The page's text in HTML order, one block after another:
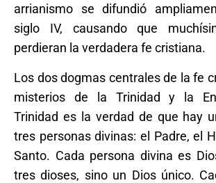
arrianismo se difundió
siglo IV, causando que
perdieran la verdadera fe cristiana.
Los dos dogmas centrales de la fe
misterios de la Trinidad y la
Trinidad es la verdad de que hay
tres personas divinas: el Padre, el
Santo. Cada persona divina es
tres dioses, sino un Dios único.